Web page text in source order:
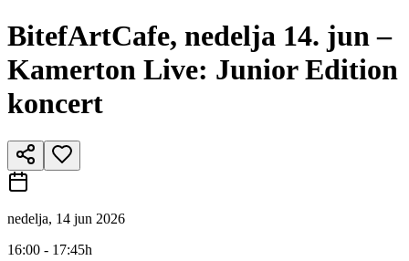
BitefArtCafe, nedelja 14. jun –
Kamerton Live: Junior Edition
koncert
nedelja, 14 jun 2026
16:00 - 17:45h